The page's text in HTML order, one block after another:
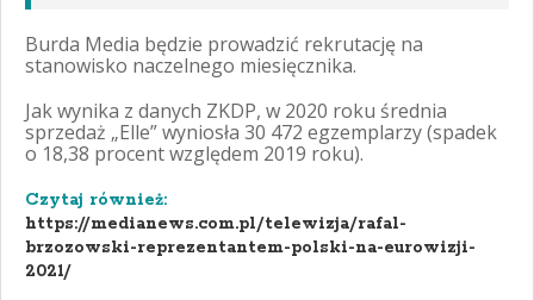
Burda Media będzie prowadzić rekrutację na
stanowisko naczelnego miesięcznika.
Jak wynika z danych ZKDP, w 2020 roku średnia
sprzedaż „Elle” wyniosła 30 472 egzemplarzy (spadek
o 18,38 procent względem 2019 roku).
Czytaj również:
https://medianews.com.pl/telewizja/rafal-
brzozowski-reprezentantem-polski-na-eurowizji-
2021/